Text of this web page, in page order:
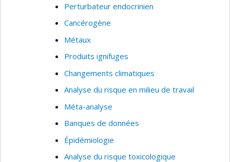
Thèmes : Hygiène du travail, santé et sécurité,
Perturbateur endocrinien
Cancérogène
Métaux
Produits ignifuges
Changements climatiques
Analyse du risque en milieu de travail
Méta-analyse
Banques de données
Épidémiologie
Analyse du risque toxicologique